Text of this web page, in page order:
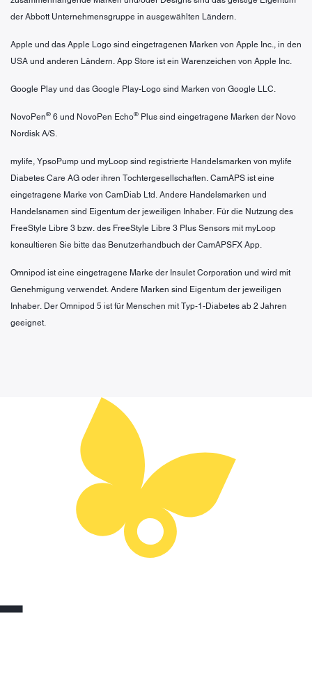
der Abbott Unternehmensgruppe in ausgewählten Ländern.
Apple und das Apple Logo sind eingetragenen Marken von Apple Inc., in den
USA und anderen Ländern. App Store ist ein Warenzeichen von Apple Inc.
Google Play und das Google Play-Logo sind Marken von Google LLC.
NovoPen® 6 und NovoPen Echo® Plus sind eingetragene Marken der Novo
Nordisk A/S.
mylife, YpsoPump und myLoop sind registrierte Handelsmarken von mylife
Diabetes Care AG oder ihren Tochtergesellschaften. CamAPS ist eine
eingetragene Marke von CamDiab Ltd. Andere Handelsmarken und
Handelsnamen sind Eigentum der jeweiligen Inhaber. Für die Nutzung des
FreeStyle Libre 3 bzw. des FreeStyle Libre 3 Plus Sensors mit myLoop
konsultieren Sie bitte das Benutzerhandbuch der CamAPSFX App.
Omnipod ist eine eingetragene Marke der Insulet Corporation und wird mit
Genehmigung verwendet. Andere Marken sind Eigentum der jeweiligen
Inhaber. Der Omnipod 5 ist für Menschen mit Typ-1-Diabetes ab 2 Jahren
geeignet.